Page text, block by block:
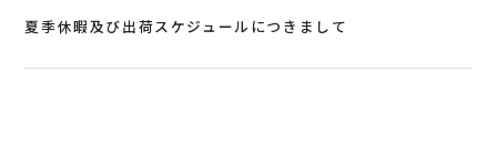
夏季休暇及び出荷スケジュールにつきまして